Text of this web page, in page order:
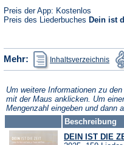
Preis der App: Kostenlos
Preis des Liederbuches Dein ist
Mehr: Inhaltsverzeichnisin
Tab)
Um weitere Informationen zu
mit der Maus anklicken. Um
Mengenzahl eingeben und dann
Beschreibung
DEIN IST DIE